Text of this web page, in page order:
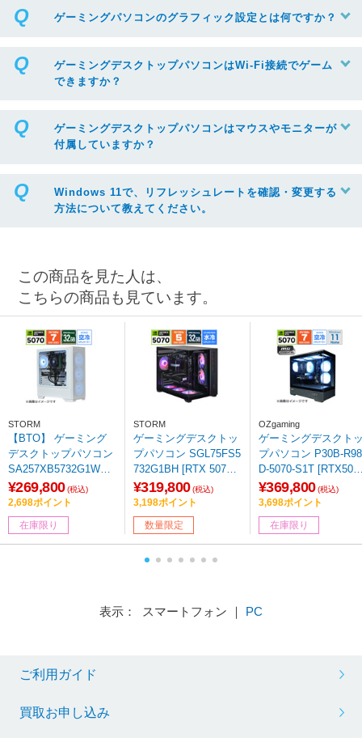
ゲーミングパソコンのグラフィック設定とは何ですか？
ゲーミングデスクトップパソコンはWi-Fi接続でゲーム
できますか？
ゲーミングデスクトップパソコンはマウスやモニターが
付属していますか？
Windows 11で、リフレッシュレートを確認・変更する
方法について教えてください。
この商品を見た人は、
こちらの商品も見ています。
STORM
【BTO】 ゲーミング
デスクトップパソコン
SA257XB5732G1WH
[RTX 5070 12GB]
¥269,800 (税込)
2,698ポイント
在庫限り
STORM
ゲーミングデスクトッ
プパソコン SGL75FS5
732G1BH [RTX 5070]
【sof001】
¥319,800 (税込)
3,198ポイント
数量限定
OZgaming
ゲーミングデスクト
プパソコン P30B-R98
D-5070-S1T [RTX507
0]
¥369,800 (税込)
3,698ポイント
在庫限り
表示： スマートフォン ｜ PC
ご利用ガイド
買取お申し込み